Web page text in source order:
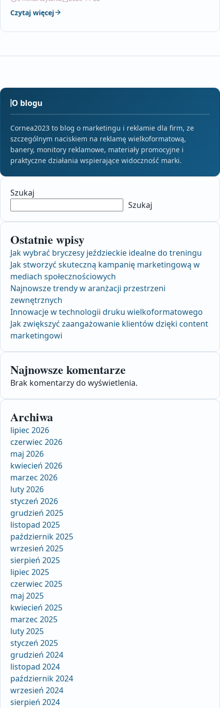
Czytaj więcej
O blogu
Cornea2023 to blog o marketingu i reklamie dla firm, ze
szczególnym naciskiem na reklamę wielkoformatową,
banery, monitory reklamowe, materiały promocyjne i
praktyczne działania wspierające widoczność marki.
Szukaj
Szukaj
Ostatnie wpisy
Jak wybrać bryczesy jeździeckie idealne do treningu
Jak stworzyć skuteczną kampanię marketingową w
mediach społecznościowych
Najnowsze trendy w aranżacji przestrzeni
zewnętrznych
Innowacje w technologii druku wielkoformatowego
Jak zwiększyć zaangażowanie klientów dzięki content
marketingowi
Najnowsze komentarze
Brak komentarzy do wyświetlenia.
Archiwa
lipiec 2026
czerwiec 2026
maj 2026
kwiecień 2026
marzec 2026
luty 2026
styczeń 2026
grudzień 2025
listopad 2025
październik 2025
wrzesień 2025
sierpień 2025
lipiec 2025
czerwiec 2025
maj 2025
kwiecień 2025
marzec 2025
luty 2025
styczeń 2025
grudzień 2024
listopad 2024
październik 2024
wrzesień 2024
sierpień 2024